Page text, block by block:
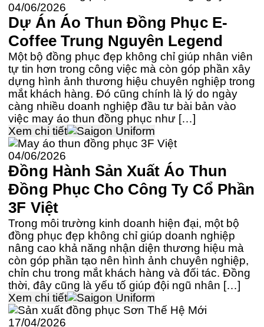
04/06/2026
Dự Án Áo Thun Đồng Phục E-
Coffee Trung Nguyên Legend
Một bộ đồng phục đẹp không chỉ giúp nhân viên
tự tin hơn trong công việc mà còn góp phần xây
dựng hình ảnh thương hiệu chuyên nghiệp trong
mắt khách hàng. Đó cũng chính là lý do ngày
càng nhiều doanh nghiệp đầu tư bài bản vào
việc may áo thun đồng phục như […]
Xem chi tiết
04/06/2026
Đồng Hành Sản Xuất Áo Thun
Đồng Phục Cho Công Ty Cổ Phần
3F Việt
Trong môi trường kinh doanh hiện đại, một bộ
đồng phục đẹp không chỉ giúp doanh nghiệp
nâng cao khả năng nhận diện thương hiệu mà
còn góp phần tạo nên hình ảnh chuyên nghiệp,
chỉn chu trong mắt khách hàng và đối tác. Đồng
thời, đây cũng là yếu tố giúp đội ngũ nhân […]
Xem chi tiết
17/04/2026